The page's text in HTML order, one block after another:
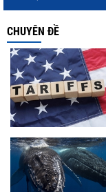
CHUYÊN ĐỀ